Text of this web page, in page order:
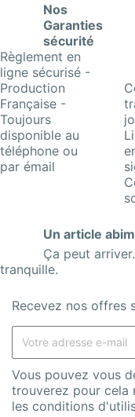
Nos
Garanties
sécurité
Règlement en
ligne sécurisé -
Production
Française -
Toujours
disponible au
téléphone ou
par émail
Un article
Ça peut
tranquille.
Recevez nos offres
Vous pouvez vous
trouverez pour cela
les conditions